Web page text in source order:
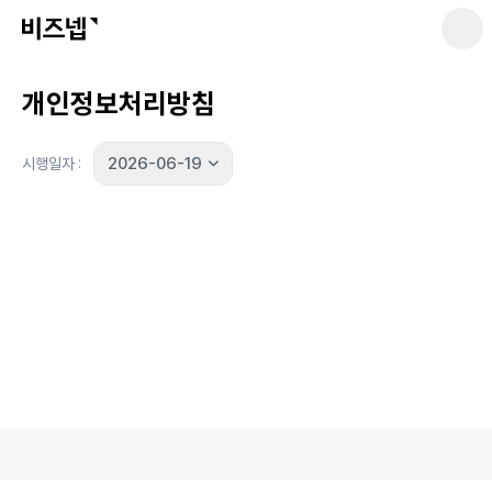
개인정보처리방침
시행일자 : 2026-06-19 